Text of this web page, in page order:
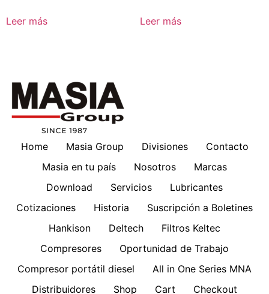
Leer más Leer más
Home Masia Group Divisiones
Contacto
Masia en tu país
Nosotros
Marcas
Download
Servicios
Lubricantes
Cotizaciones
Historia
Suscripción a Boletines
Hankison
Deltech
Filtros Keltec
Compresores
Oportunidad de Trabajo
Compresor portátil diesel
All in One Series MNA
Distribuidores
Shop Cart Checkout